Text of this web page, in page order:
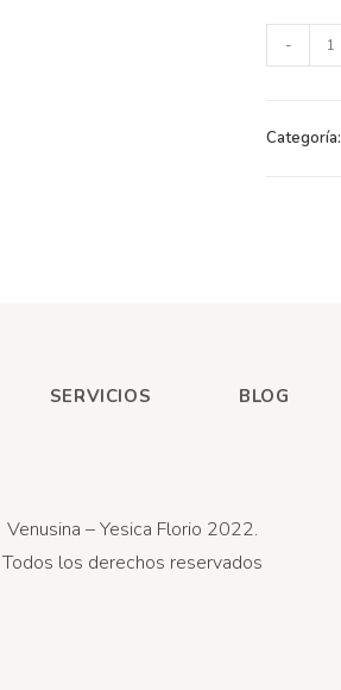
-
Categoría:
SERVICIOS BLOG
Venusina – Yesica Florio 2022.
Todos los derechos reservados